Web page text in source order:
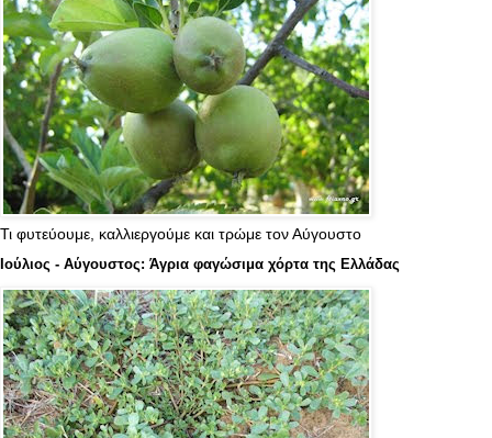
Τι φυτεύουμε, καλλιεργούμε και τρώμε τον Αύγουστο
Ιούλιος - Αύγουστος: Άγρια φαγώσιμα χόρτα της Ελλάδας